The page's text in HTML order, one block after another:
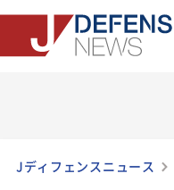
Jディフェンスニュース